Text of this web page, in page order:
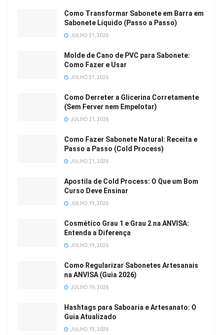
Como Transformar Sabonete em Barra em
Sabonete Líquido (Passo a Passo)
JULHO 21, 2026
Molde de Cano de PVC para Sabonete:
Como Fazer e Usar
JULHO 21, 2026
Como Derreter a Glicerina Corretamente
(Sem Ferver nem Empelotar)
JULHO 21, 2026
Como Fazer Sabonete Natural: Receita e
Passo a Passo (Cold Process)
JULHO 21, 2026
Apostila de Cold Process: O Que um Bom
Curso Deve Ensinar
JULHO 19, 2026
Cosmético Grau 1 e Grau 2 na ANVISA:
Entenda a Diferença
JULHO 19, 2026
Como Regularizar Sabonetes Artesanais
na ANVISA (Guia 2026)
JULHO 19, 2026
Hashtags para Saboaria e Artesanato: O
Guia Atualizado
JULHO 19, 2026